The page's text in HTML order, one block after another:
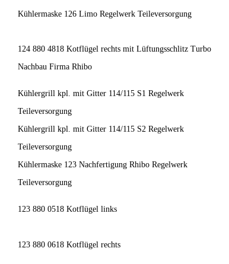
Kühlermaske 126 Limo Regelwerk Teileversorgung
124 880 4818 Kotflügel rechts mit Lüftungsschlitz Turbo
Nachbau Firma Rhibo
Kühlergrill kpl. mit Gitter 114/115 S1 Regelwerk
Teileversorgung
Kühlergrill kpl. mit Gitter 114/115 S2 Regelwerk
Teileversorgung
Kühlermaske 123 Nachfertigung Rhibo Regelwerk
Teileversorgung
123 880 0518 Kotflügel links
123 880 0618 Kotflügel rechts